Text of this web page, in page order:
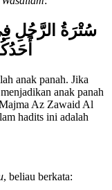
سُتْرَةُ الرَّجُلِ
anak panah. Jika
anak panah
Az Zawaid Al
hadits ini adalah